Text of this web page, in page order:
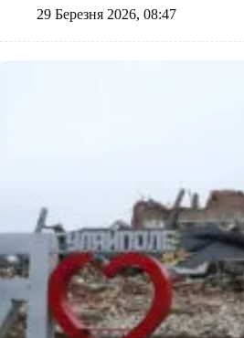
29 Березня 2026, 08:47